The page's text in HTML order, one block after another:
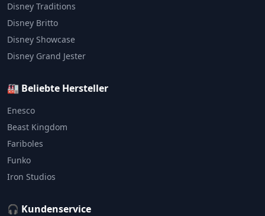
Disney Traditions
Disney Britto
Disney Showcase
Disney Grand Jester
🏭 Beliebte Hersteller
Enesco
Beast Kingdom
Fariboles
Funko
Iron Studios
🎧 Kundenservice